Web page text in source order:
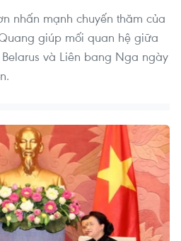
nhấn mạnh chuyến thăm của
giúp mối quan hệ giữa
và Liên bang Nga ngày